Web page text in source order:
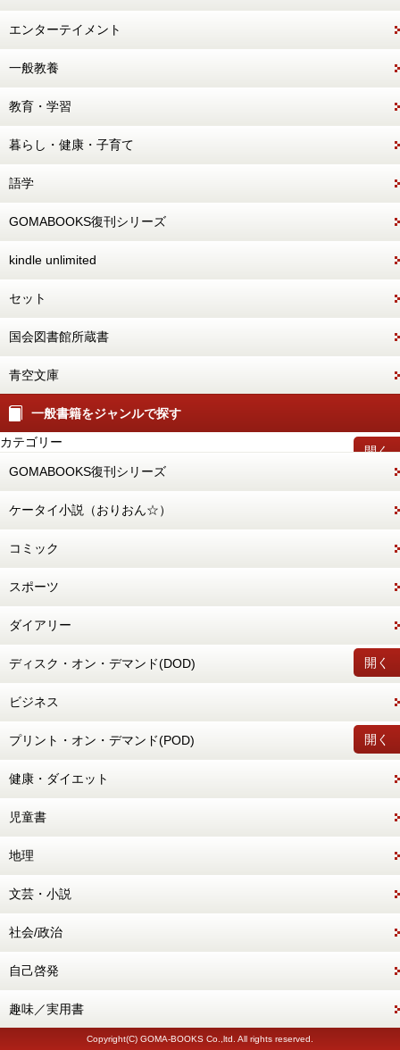
エンターテイメント
一般教養
教育・学習
暮らし・健康・子育て
語学
GOMABOOKS復刊シリーズ
kindle unlimited
セット
国会図書館所蔵書
青空文庫
一般書籍をジャンルで探す
開く
カテゴリー
GOMABOOKS復刊シリーズ
ケータイ小説（おりおん☆）
コミック
スポーツ
ダイアリー
開く
ディスク・オン・デマンド(DOD)
ビジネス
開く
プリント・オン・デマンド(POD)
健康・ダイエット
児童書
地理
文芸・小説
社会/政治
自己啓発
趣味／実用書
Copyright(C) GOMA-BOOKS Co.,ltd. All rights reserved.